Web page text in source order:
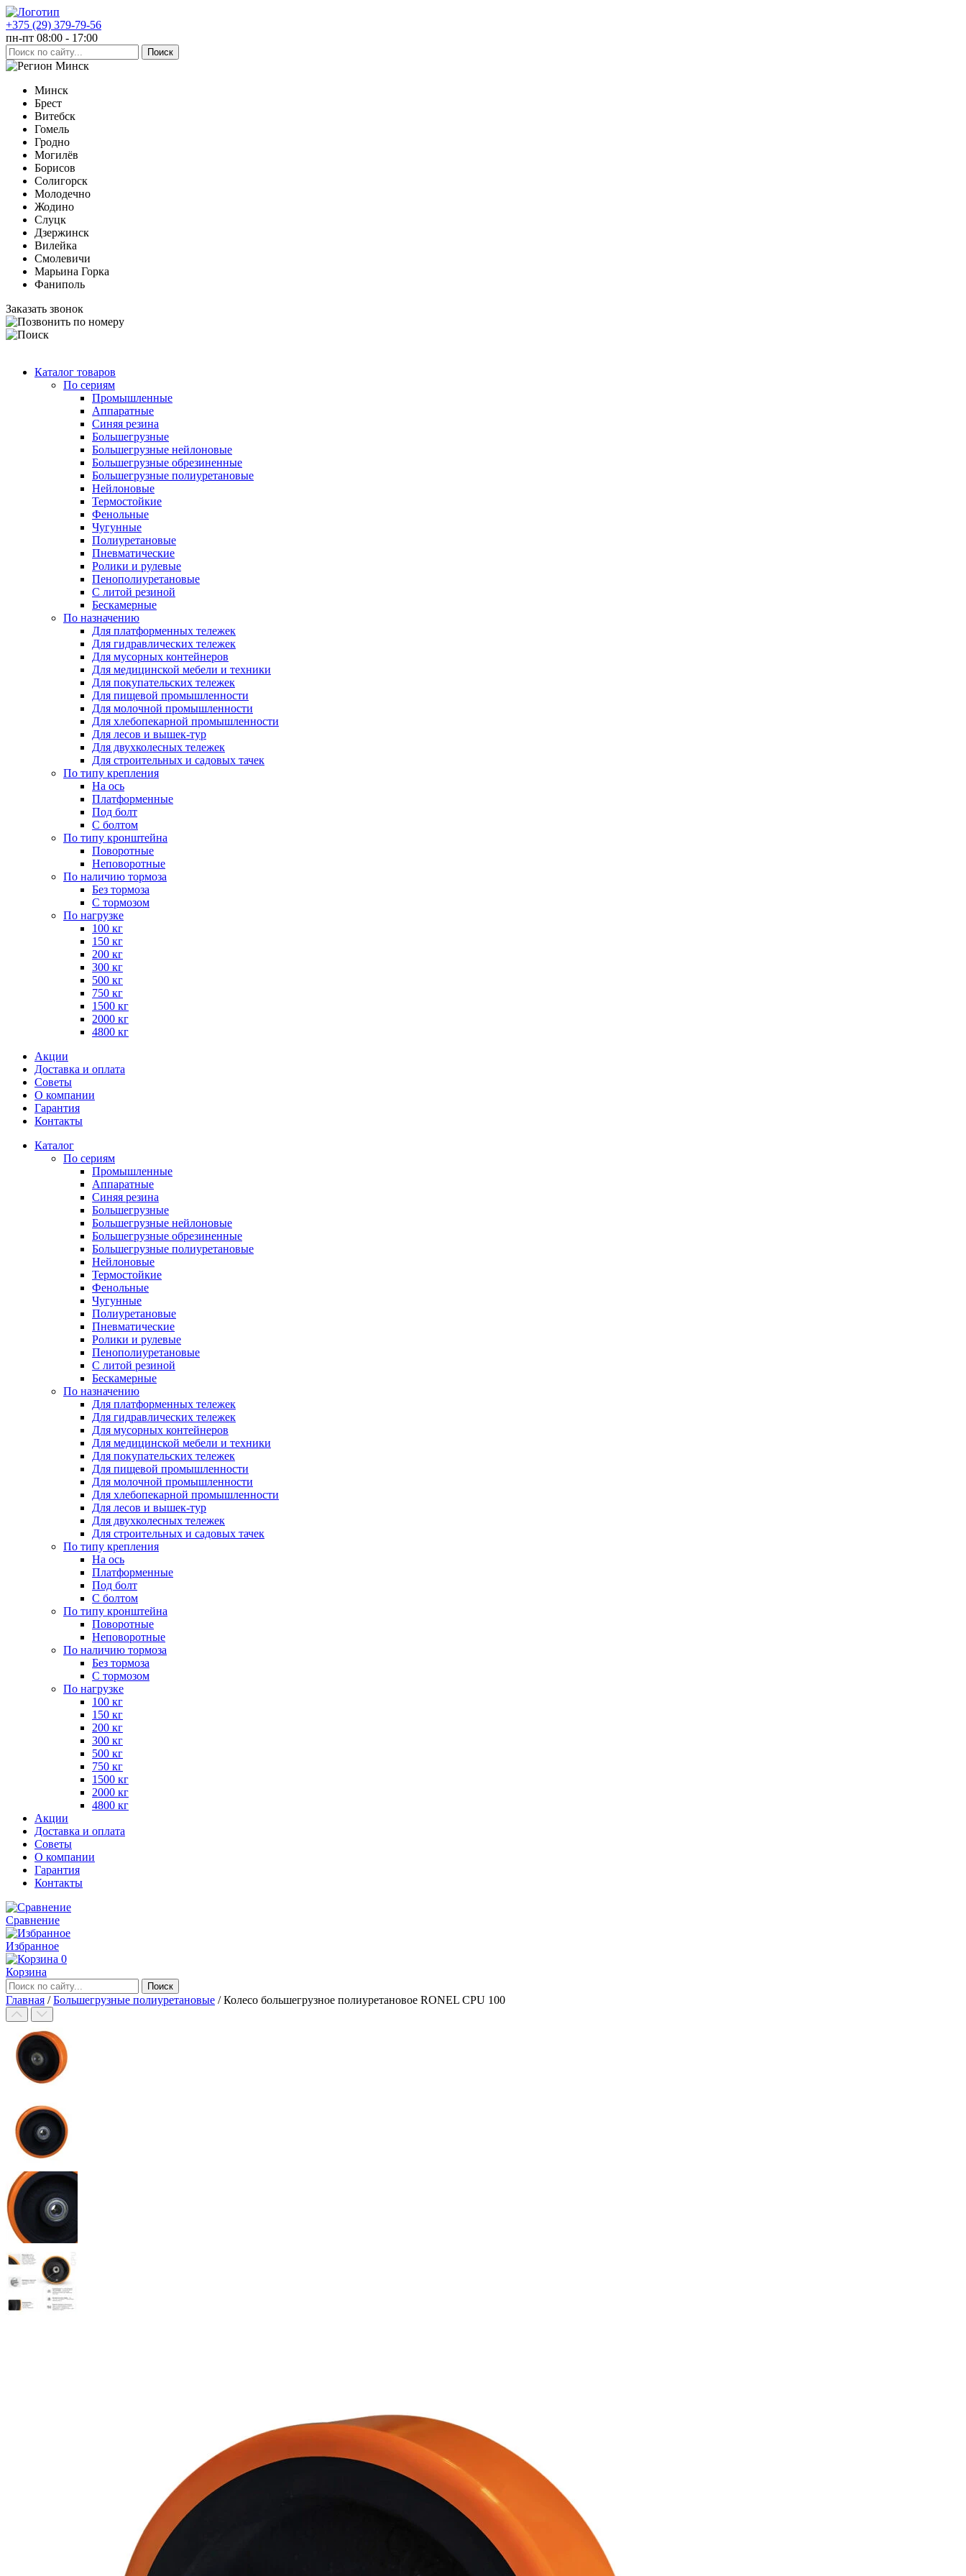
+375 (29) 379-79-56
пн-пт 08:00 - 17:00
Минск
Минск
Брест
Витебск
Гомель
Гродно
Могилёв
Борисов
Солигорск
Молодечно
Жодино
Слуцк
Дзержинск
Вилейка
Смолевичи
Марьина Горка
Фаниполь
Заказать звонок
Каталог товаров
По сериям
Промышленные
Аппаратные
Синяя резина
Большегрузные
Большегрузные нейлоновые
Большегрузные обрезиненные
Большегрузные полиуретановые
Нейлоновые
Термостойкие
Фенольные
Чугунные
Полиуретановые
Пневматические
Ролики и рулевые
Пенополиуретановые
С литой резиной
Бескамерные
По назначению
Для платформенных тележек
Для гидравлических тележек
Для мусорных контейнеров
Для медицинской мебели и техники
Для покупательских тележек
Для пищевой промышленности
Для молочной промышленности
Для хлебопекарной промышленности
Для лесов и вышек-тур
Для двухколесных тележек
Для строительных и садовых тачек
По типу крепления
На ось
Платформенные
Под болт
С болтом
По типу кронштейна
Поворотные
Неповоротные
По наличию тормоза
Без тормоза
С тормозом
По нагрузке
100 кг
150 кг
200 кг
300 кг
500 кг
750 кг
1500 кг
2000 кг
4800 кг
Акции
Доставка и оплата
Советы
О компании
Гарантия
Контакты
Каталог
По сериям
Промышленные
Аппаратные
Синяя резина
Большегрузные
Большегрузные нейлоновые
Большегрузные обрезиненные
Большегрузные полиуретановые
Нейлоновые
Термостойкие
Фенольные
Чугунные
Полиуретановые
Пневматические
Ролики и рулевые
Пенополиуретановые
С литой резиной
Бескамерные
По назначению
Для платформенных тележек
Для гидравлических тележек
Для мусорных контейнеров
Для медицинской мебели и техники
Для покупательских тележек
Для пищевой промышленности
Для молочной промышленности
Для хлебопекарной промышленности
Для лесов и вышек-тур
Для двухколесных тележек
Для строительных и садовых тачек
По типу крепления
На ось
Платформенные
Под болт
С болтом
По типу кронштейна
Поворотные
Неповоротные
По наличию тормоза
Без тормоза
С тормозом
По нагрузке
100 кг
150 кг
200 кг
300 кг
500 кг
750 кг
1500 кг
2000 кг
4800 кг
Акции
Доставка и оплата
Советы
О компании
Гарантия
Контакты
Сравнение
Избранное
0
Корзина
Главная /Большегрузные полиуретановые /Колесо большегрузное полиуретановое RONEL CPU 100